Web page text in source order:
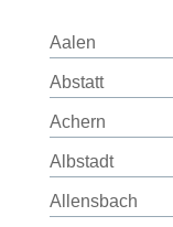
Aalen
Abstatt
Achern
Albstadt
Allensbach